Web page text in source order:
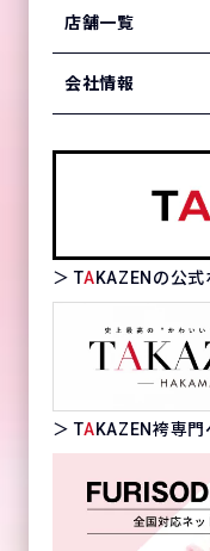
店舗一覧
会社情報
＞ TAKAZENの公
＞ TAKAZEN袴専